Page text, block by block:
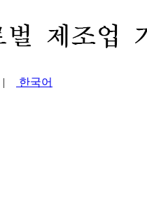
한국어